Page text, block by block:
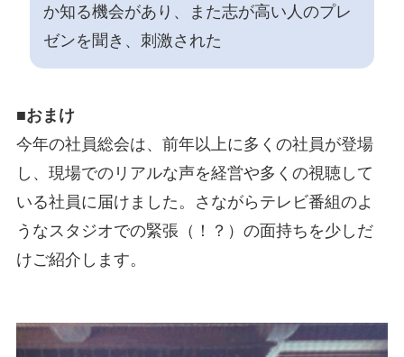
か知る機会があり、また志が高い人のプレ
ゼンを聞き、刺激された
■おまけ
今年の社員総会は、前年以上に多くの社員が登場
し、現場でのリアルな声を経営や多くの視聴して
いる社員に届けました。さながらテレビ番組のよ
うなスタジオでの緊張（！？）の面持ちを少しだ
けご紹介します。